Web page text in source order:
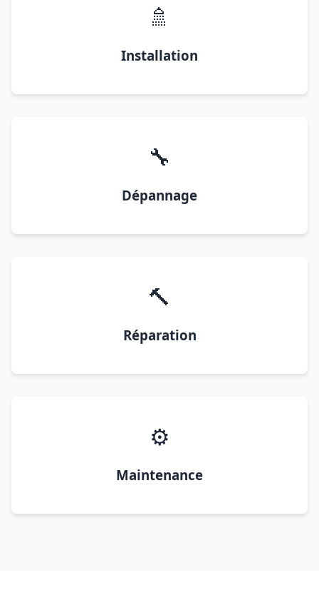
🚿
Installation
🔧
Dépannage
🔨
Réparation
⚙️
Maintenance